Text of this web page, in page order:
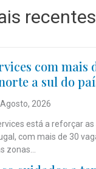
recentes
com mais
a sul do
2026
está a reforçar
com mais de 30
zonas...